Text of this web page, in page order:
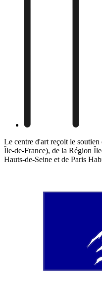
Le centre d'art reçoit le
Île-de-France), de la Région
Hauts-de-Seine et de Paris